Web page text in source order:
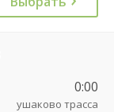
0:00
ушаково трасса